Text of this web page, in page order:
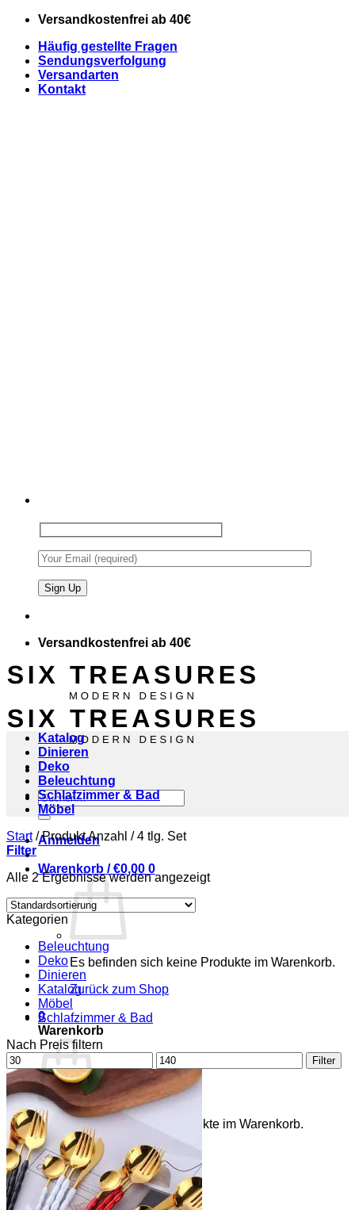
Zum
springen
Versandkostenfrei ab 40€
Häufig gestellte Fragen
Sendungsverfolgung
Versandarten
Kontakt
Versandkostenfrei ab 40€
Suchen
nach:
Anmelden
Warenkorb /€0,00 0
Es befinden sich keine Produkte im Warenkorb.
Zurück zum Shop
0
Warenkorb
Es befinden sich keine Produkte im Warenkorb.
Zurück zum Shop
Katalog
Dinieren
Deko
Beleuchtung
Schlafzimmer & Bad
Möbel
Start /Produkt Anzahl /4 tlg. Set
Filter
Alle 2 Ergebnisse werden angezeigt
Kategorien
Beleuchtung
Deko
Dinieren
Katalog
Möbel
Schlafzimmer & Bad
Nach Preis filtern
Min.
Preis
Max.
Preis
Filter